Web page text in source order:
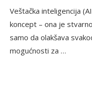
Veštačka inteligencija
koncept – ona je
samo da olakšava
mogućnosti za …